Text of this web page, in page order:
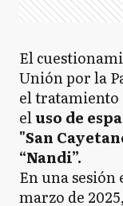
El
Unión por la
el tratamiento
eluso de
"San
“Nandi”.
En una sesión
marzo de